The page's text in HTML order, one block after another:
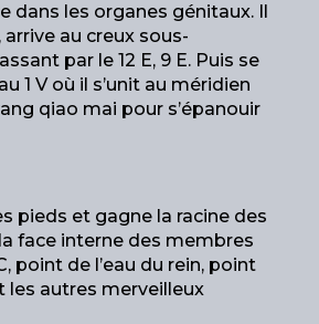
dans les organes génitaux. Il
au creux sous-
par le 12 E, 9 E. Puis se
1 V où il s’unit au méridien
qiao mai pour s’épanouir
pieds et gagne la racine des
face interne des membres
point de l’eau du rein, point
les autres merveilleux